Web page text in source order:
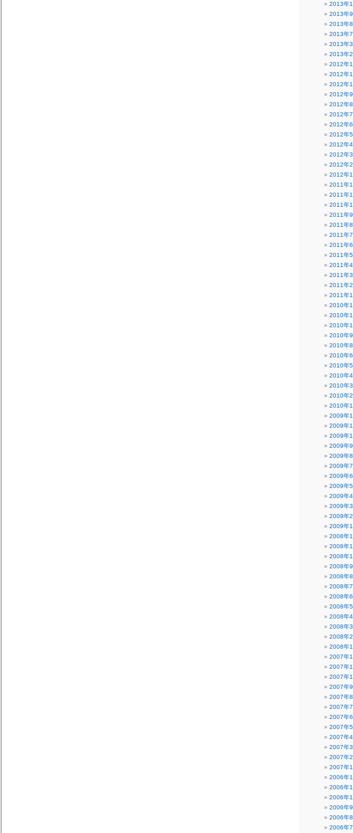
2013年
2013年9
2013年8
2013年7
2013年3
2013年2
2012年
2012年
2012年
2012年9
2012年8
2012年7
2012年6
2012年5
2012年4
2012年3
2012年2
2012年1
2011年
2011年
2011年
2011年9
2011年8
2011年7
2011年6
2011年5
2011年4
2011年3
2011年2
2011年1
2010年
2010年
2010年
2010年9
2010年8
2010年6
2010年5
2010年4
2010年3
2010年2
2010年1
2009年
2009年
2009年
2009年9
2009年8
2009年7
2009年6
2009年5
2009年4
2009年3
2009年2
2009年1
2008年
2008年
2008年
2008年9
2008年8
2008年7
2008年6
2008年5
2008年4
2008年3
2008年2
2008年1
2007年
2007年
2007年
2007年9
2007年8
2007年7
2007年6
2007年5
2007年4
2007年3
2007年2
2007年1
2006年
2006年
2006年
2006年9
2006年8
2006年7